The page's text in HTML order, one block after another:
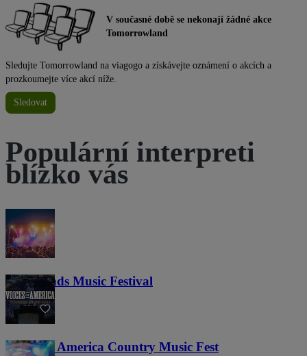
V současné době se nekonají žádné akce
Tomorrowland
Sledujte Tomorrowland na viagogo a získávejte oznámení o akcích a
prozkoumejte více akcí níže.
Sledovat
Populární interpreti
blízko vás
Lost Lands Music Festival
121
Voices of America Country Music Fest